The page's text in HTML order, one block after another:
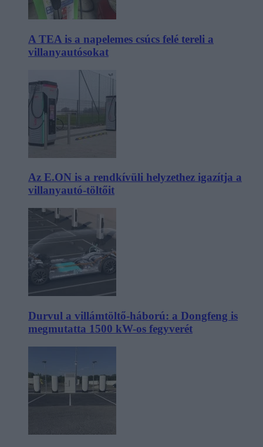
A TEA is a napelemes csúcs felé tereli a
villanyautósokat
Az E.ON is a rendkívüli helyzethez igazítja a
villanyautó-töltőit
Durvul a villámtöltő-háború: a Dongfeng is
megmutatta 1500 kW-os fegyverét